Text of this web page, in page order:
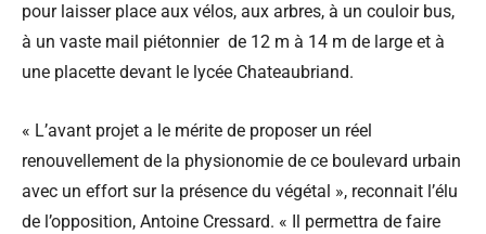
pour laisser place aux vélos, aux arbres, à un couloir bus,
à un vaste mail piétonnier de 12 m à 14 m de large et à
une placette devant le lycée Chateaubriand.
« L’avant projet a le mérite de proposer un réel
renouvellement de la physionomie de ce boulevard urbain
avec un effort sur la présence du végétal », reconnait l’élu
de l’opposition, Antoine Cressard. « Il permettra de faire